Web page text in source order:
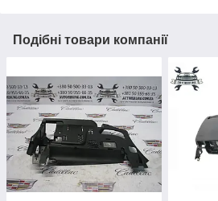
Подібні товари компанії